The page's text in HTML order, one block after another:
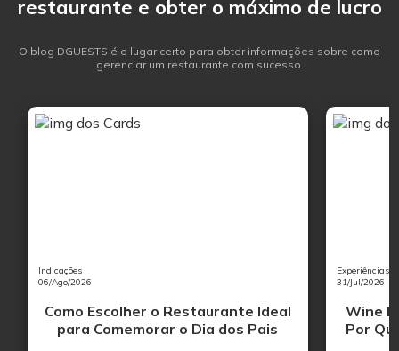
restaurante e obter o máximo de lucro
O blog DGUESTS é o lugar certo para obter informações sobre como
gerenciar um restaurante com sucesso.
Indicações
06/Ago/2026
Como Escolher o Restaurante Ideal
para Comemorar o Dia dos Pais
Experiências
31/Jul/2026
Wine
Por